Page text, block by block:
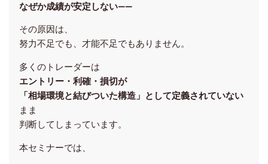
なぜか成績が安定しない——
その原因は、
努力不足でも、才能不足でもありません。
多くのトレーダーは
エントリー・利確・損切が
「相場環境と結びついた構造」として定義されていない
まま
判断してしまっています。
本セミナーでは、